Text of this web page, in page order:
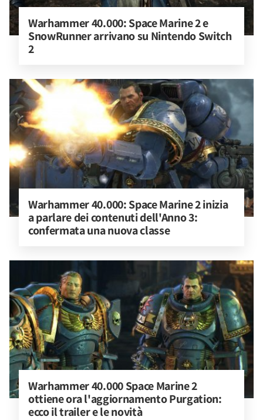
Warhammer 40.000: Space Marine 2 e
SnowRunner arrivano su Nintendo Switch
2
Warhammer 40.000: Space Marine 2 inizia
a parlare dei contenuti dell'Anno 3:
confermata una nuova classe
Warhammer 40.000 Space Marine 2
ottiene ora l'aggiornamento Purgation:
ecco il trailer e le novità